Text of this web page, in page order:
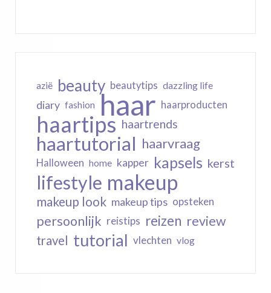
azië beauty beautytips dazzling life
diary fashion haar haarproducten
haartips haartrends
haartutorial haarvraag
Halloween home kapper kapsels kerst
lifestyle makeup
makeup look makeup tips opsteken
persoonlijk reistips reizen review
travel tutorial vlechten vlog